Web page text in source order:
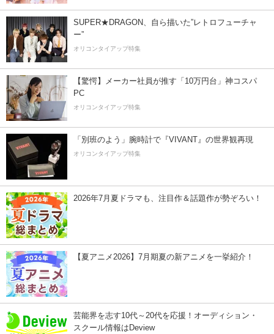
SUPER★DRAGON、自ら描いた”レトロフューチャ
ー”
オリコンタイアップ特集
【驚愕】メーカー社員が推す「10万円台」神コスパ
PC
オリコンタイアップ特集
「別班のよう」腕時計で『VIVANT』の世界観再現
オリコンタイアップ特集
2026年7月夏ドラマも、注目作＆話題作が勢ぞろい！
【夏アニメ2026】7月期夏の新アニメを一挙紹介！
芸能界を志す10代～20代を応援！オーディション・
スクール情報はDeview